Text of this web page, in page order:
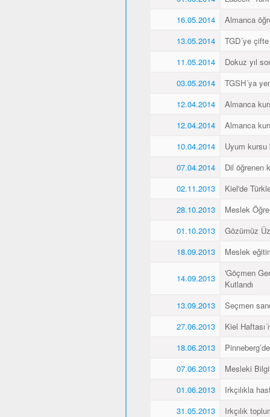
16.05.2014
Almanca
13.05.2014
TGD´ye
11.05.2014
Dokuz yıl
03.05.2014
TGSH´ya
12.04.2014
Almanca
12.04.2014
Almanca
10.04.2014
Uyum kursu
07.04.2014
Dil öğrenen
02.11.2013
Kiel'de
28.10.2013
Meslek
01.10.2013
Gözümüz
18.09.2013
Meslek
14.09.2013
'Göçmen
Kutlandı
13.09.2013
Seçmen
27.06.2013
Kiel
18.06.2013
07.06.2013
Mesleki
01.06.2013
Irkçılıkla
31.05.2013
Irkçılık